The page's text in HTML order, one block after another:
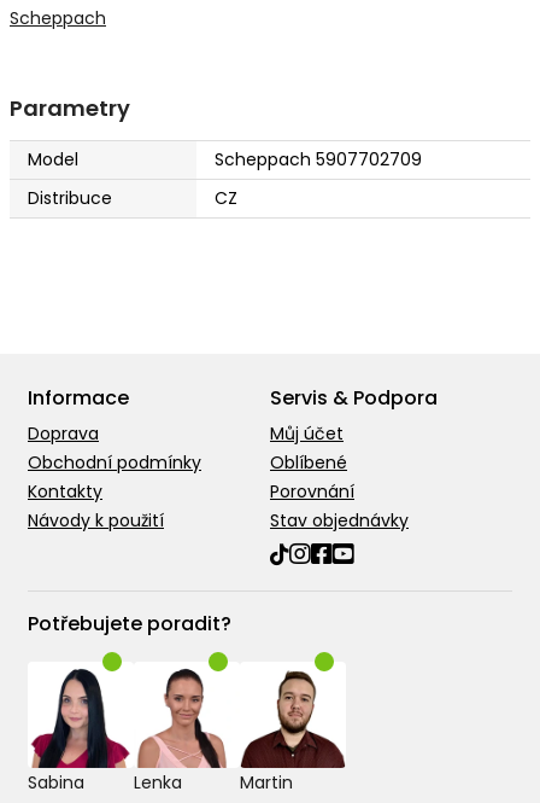
Scheppach
Parametry
Model
Scheppach 5907702709
Distribuce
CZ
Informace
Doprava
Obchodní podmínky
Kontakty
Návody k použití
Servis & Podpora
Můj účet
Oblíbené
Porovnání
Stav objednávky
Potřebujete poradit?
Sabina Lenka Martin